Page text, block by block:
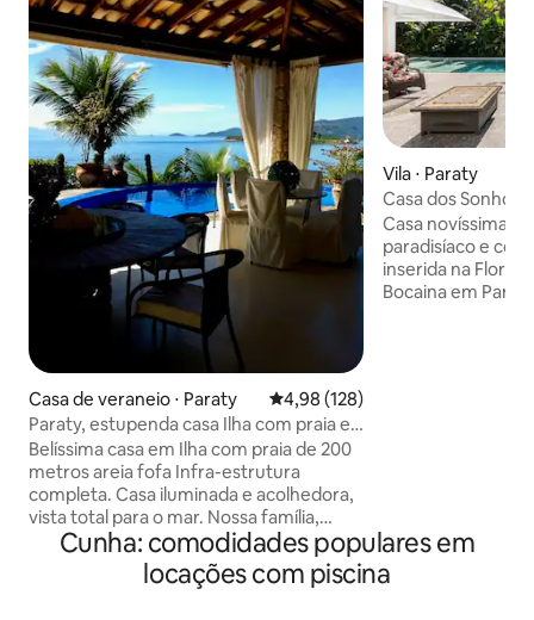
Casa de veraneio ⋅ Paraty 4,98 de uma avaliação média de
4,98 (128)
Paraty, estupenda casa Ilha com praia e
areia fofa
Belíssima casa em Ilha com praia de 200
metros areia fofa Infra-estrutura
completa. Casa iluminada e acolhedora,
vista total para o mar. Nossa família,
amigos e hospedes, descrevem o local
como paradisíaco. São 5 Suites com todo
conforto, ar condicionado, TV frigobar ,
Vila ⋅ Paraty
Casa dos
Privacidade
Casa novíssima
paradisíaco e
inserida na
Bocaina em Paraty: + Vista
Cunha: comodidades populares em
locações com piscina